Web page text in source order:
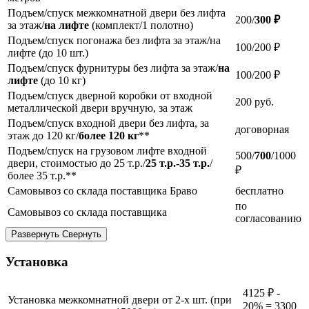
Подъем/спуск межкомнатной двери без лифта
за этаж/на лифте (комплект/1 полотно) 200/300 ₽
Подъем/спуск погонажа без лифта за этаж/на
лифте (до 10 шт.)
100/200 ₽
Подъем/спуск фурнитуры без лифта за этаж/на
лифте (до 10 кг)
100/200 ₽
Подъем/спуск дверной коробки от входной
металлической двери вручную, за этаж
200 руб.
Подъем/спуск входной двери без лифта, за
этаж до 120 кг/более 120 кг**
договорная
Подъем/спуск на грузовом лифте входной
двери, стоимостью до 25 т.р./25 т.р.-35 т.р./
более 35 т.р.**
500/700/1000
₽
Самовывоз со склада поставщика Браво
бесплатно
Самовывоз со склада поставщика
по
согласованию
Развернуть Свернуть
Установка
Установка межкомнатной двери от 2-х шт. (при
4125 ₽ -
20% = 3300